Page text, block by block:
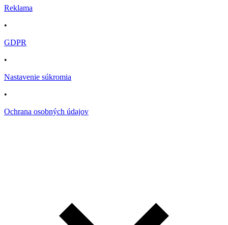
Reklama
•
GDPR
•
Nastavenie súkromia
•
Ochrana osobných údajov